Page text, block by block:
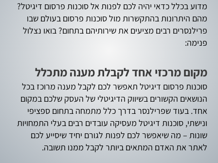
מדוע בכלל כדאי יהיה לכם לפנות אל סוכנות פרסום דיגיטל?
מהם היתרונות בהתקשרות מול סוכנות פרסום בעולם שבו
פרילנסרים רבים מציעים את שירותיהם בתחום? בואו נצלול
פנימה:
מקום מרכזי אחד לקבלת מענה מתכלל
סוכנות פרסום דיגיטל תאפשר לכם לקבל מענה מרוכז בכל
הנושאים הקשורים בשיווק הדיגיטלי של העסק שלכם במקום
אחד. בעוד שפרילנסר בדרך כלל מתמחה בתחום ספציפי
ונישתי, סוכנות דיגיטל מעסיקה עובדים רבים בעלי התמחויות
שונות – מה שיאפשר לכם לפנות לגורם יחיד שיסייע לכם
לאתר את האדם המתאים ביותר לקבל ממנו תשובה.